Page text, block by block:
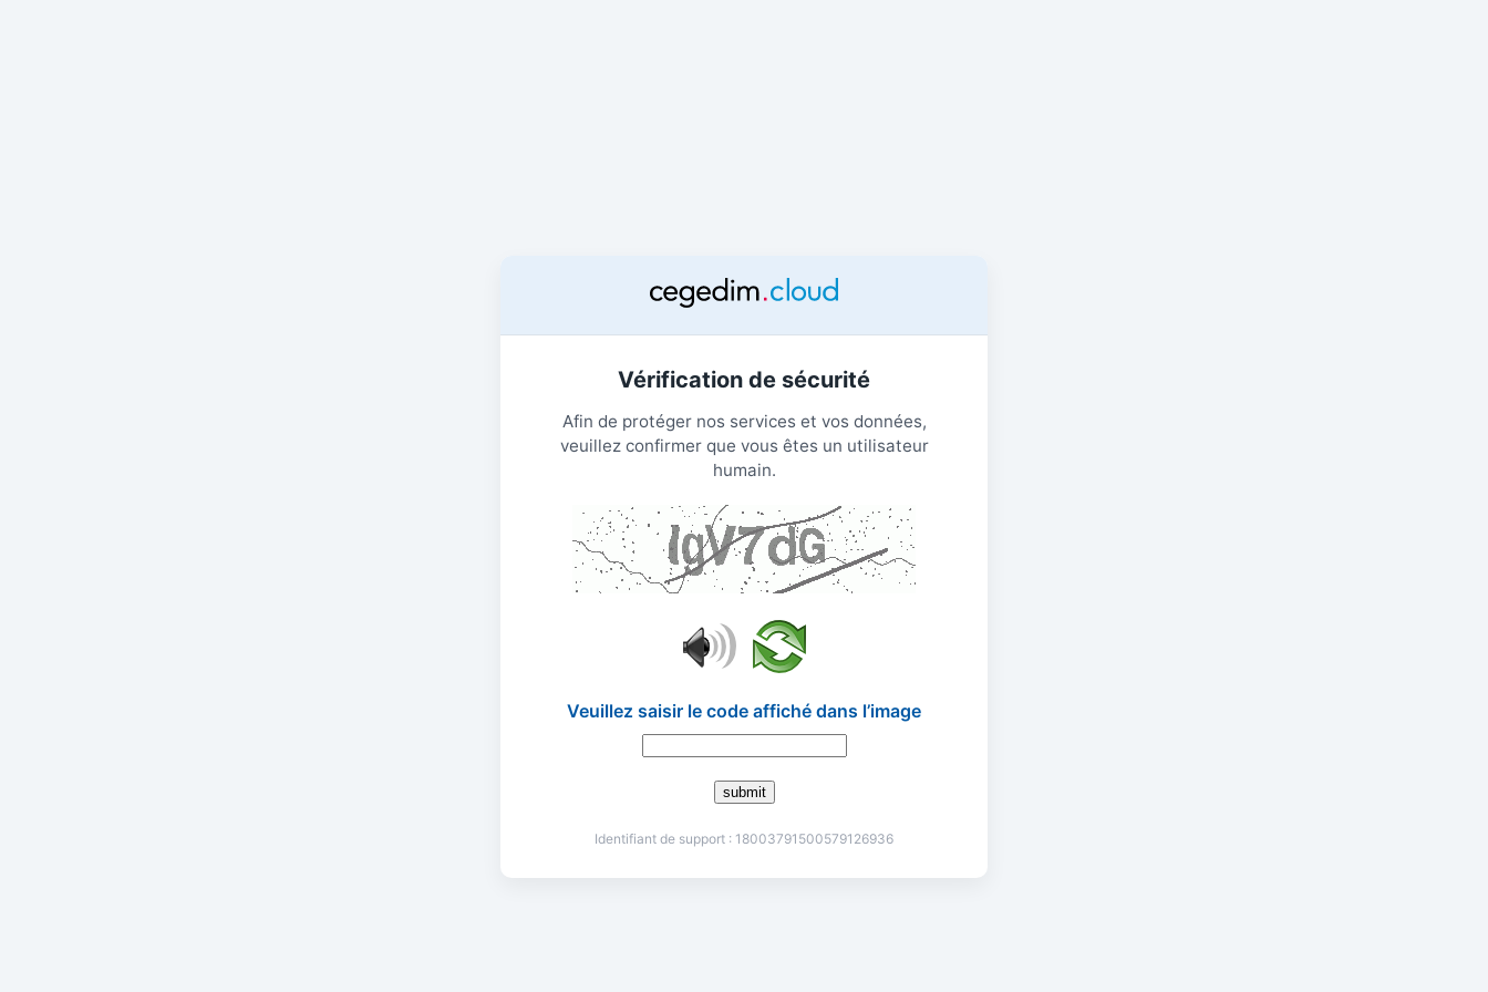
Vérification de sécurité
Afin de protéger nos services et vos données,
veuillez confirmer que vous êtes un utilisateur
humain.
Veuillez saisir le code affiché dans l’image
submit
Identifiant de support : 18003791500579126936